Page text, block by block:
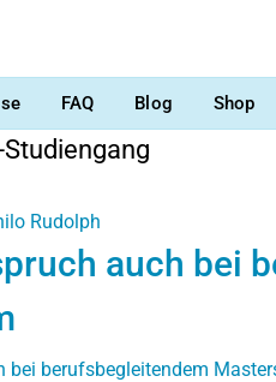
FAQ Blog Shop
Rudolph
auch bei